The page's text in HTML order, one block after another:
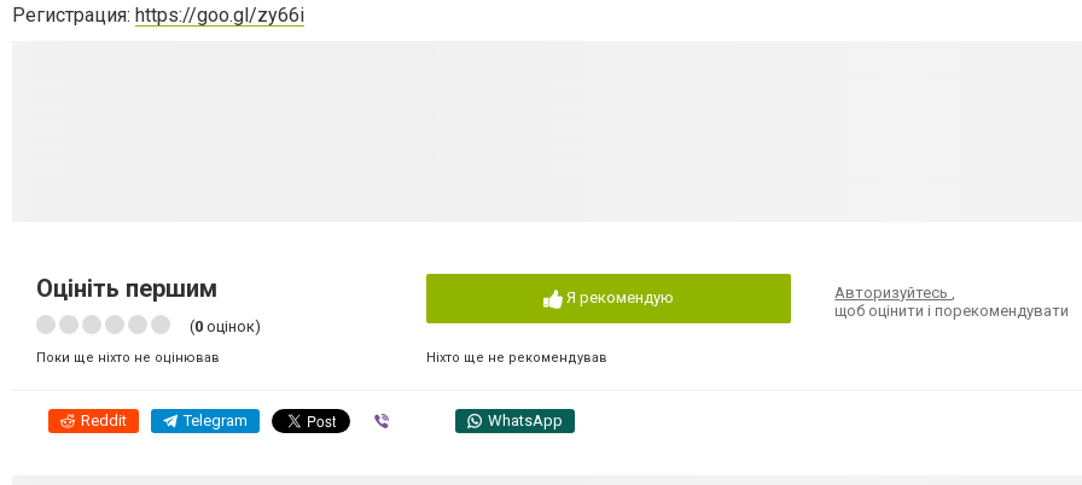
Регистрация: https://goo.gl/zy66i
Оцініть першим
(0 оцінок)
Поки ще ніхто не оцінював
Я рекомендую
Ніхто ще не рекомендував
Авторизуйтесь,
щоб оцінити і порекомендувати
Reddit Telegram WhatsApp